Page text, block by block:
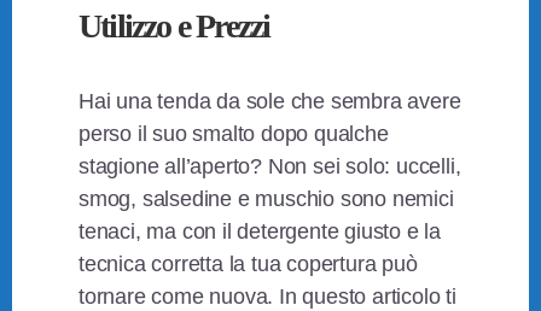
Utilizzo e Prezzi
Hai una tenda da sole che sembra avere
perso il suo smalto dopo qualche
stagione all’aperto? Non sei solo: uccelli,
smog, salsedine e muschio sono nemici
tenaci, ma con il detergente giusto e la
tecnica corretta la tua copertura può
tornare come nuova. In questo articolo ti